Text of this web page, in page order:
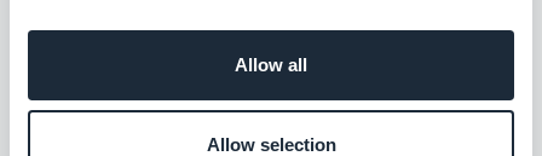
Allow all
Allow selection